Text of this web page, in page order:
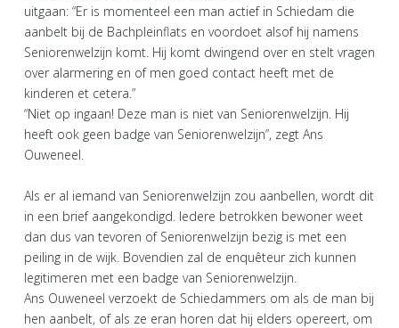
uitgaan: “Er is momenteel een man actief in Schiedam die
aanbelt bij de Bachpleinflats en voordoet alsof hij namens
Seniorenwelzijn komt. Hij komt dwingend over en stelt vragen
over alarmering en of men goed contact heeft met de
kinderen et cetera.”
“Niet op ingaan! Deze man is niet van Seniorenwelzijn. Hij
heeft ook geen badge van Seniorenwelzijn”, zegt Ans
Ouweneel.
Als er al iemand van Seniorenwelzijn zou aanbellen, wordt dit
in een brief aangekondigd. Iedere betrokken bewoner weet
dan dus van tevoren of Seniorenwelzijn bezig is met een
peiling in de wijk. Bovendien zal de enquêteur zich kunnen
legitimeren met een badge van Seniorenwelzijn.
Ans Ouweneel verzoekt de Schiedammers om als de man bij
hen aanbelt, of als ze eran horen dat hij elders opereert, om